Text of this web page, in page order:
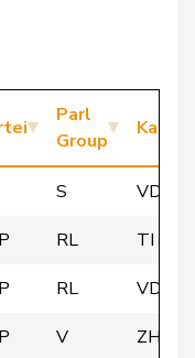
Parl
Group
S
VD
RL
TI
RL
VD
V
ZH